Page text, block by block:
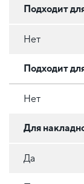
Подходит
Нет
Подходит
Нет
Для
Да